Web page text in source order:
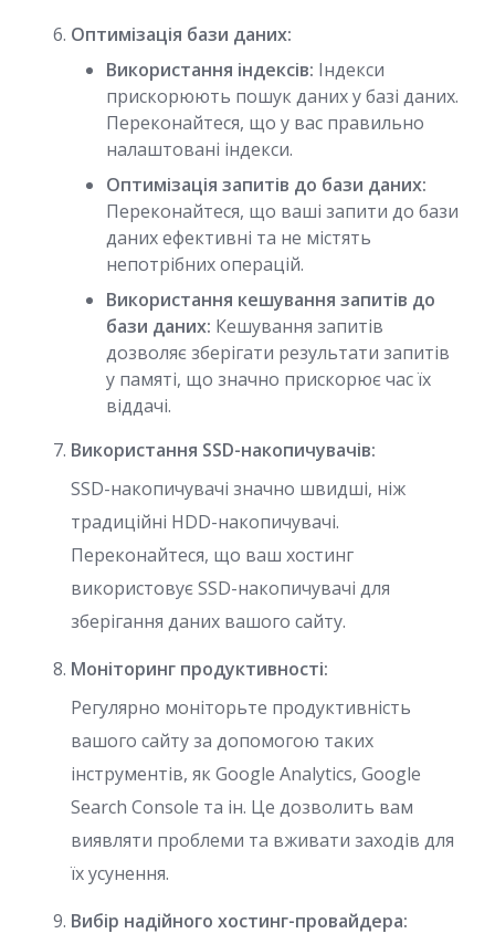
Оптимізація бази даних:
Використання індексів: Індекси
прискорюють пошук даних у базі даних.
Переконайтеся, що у вас правильно
налаштовані індекси.
Оптимізація запитів до бази даних:
Переконайтеся, що ваші запити до бази
даних ефективні та не містять
непотрібних операцій.
Використання кешування запитів до
бази даних: Кешування запитів
дозволяє зберігати результати запитів
у памяті, що значно прискорює час їх
віддачі.
Використання SSD-накопичувачів:
SSD-накопичувачі значно швидші, ніж
традиційні HDD-накопичувачі.
Переконайтеся, що ваш хостинг
використовує SSD-накопичувачі для
зберігання даних вашого сайту.
Моніторинг продуктивності:
Регулярно моніторьте продуктивність
вашого сайту за допомогою таких
інструментів, як Google Analytics, Google
Search Console та ін. Це дозволить вам
виявляти проблеми та вживати заходів для
їх усунення.
Вибір надійного хостинг-провайдера: